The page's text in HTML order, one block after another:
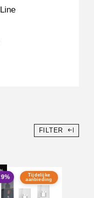
FILTER
Tijdelijke
aanbieding